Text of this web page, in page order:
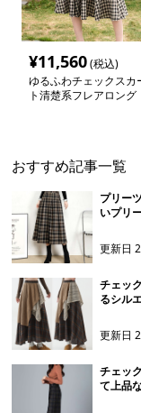
¥11,560(税込)
ゆるふわチェックスカ
ト清楚系フレアロング
おすすめ記事一覧
プリー
いプリ
更新日
チェッ
るシル
更新日
チェッ
て上品